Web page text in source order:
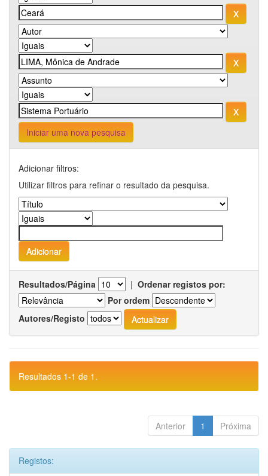
Iniciar uma nova pesquisa
Adicionar filtros:
Utilizar filtros para refinar o resultado da pesquisa.
Resultados/Página | Ordenar registos por:
Por ordem
Autores/Registo
Resultados 1-1 de 1.
Anterior 1 Próxima
Registos: